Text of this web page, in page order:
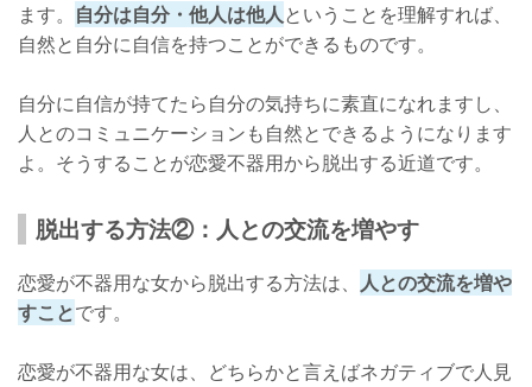
ます。 自分は自分・他人は他人ということを理解すれば、
自然と自分に自信を持つことができるものです。
自分に自信が持てたら自分の気持ちに素直になれますし、
人とのコミュニケーションも自然とできるようになります
よ。そうすることが恋愛不器用から脱出する近道です。
脱出する方法②：人との交流を増やす
恋愛が不器用な女から脱出する方法は、 人との交流を増や
すことです。
恋愛が不器用な女は、どちらかと言えばネガティブで人見